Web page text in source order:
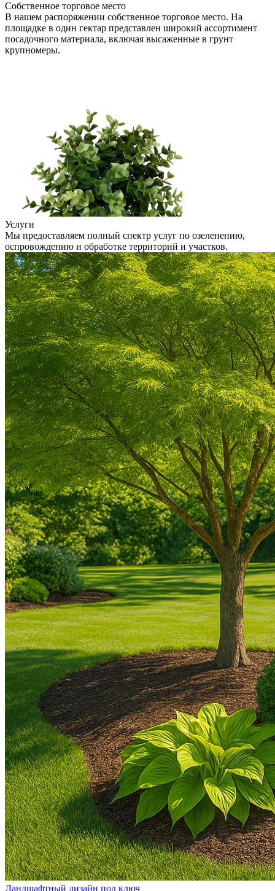
Собственное торговое место
В нашем распоряжении собственное торговое место. На
площадке в один гектар представлен широкий ассортимент
посадочного материала, включая высаженные в грунт
крупномеры.
Услуги
Мы предоставляем полный спектр услуг по озеленению,
оспровождению и обработке территорий и участков.
Ландшафтный дизайн под ключ